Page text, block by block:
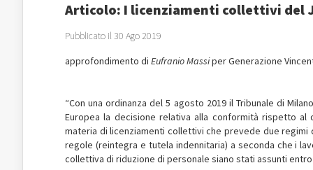
Articolo: I licenziamenti collettivi del
Pubblicato il 30 Ago 2019
approfondimento di Eufranio Massiper Generazione
“Con una ordinanza del 5 agosto 2019 il Tribunale di
Europea la decisione relativa alla conformità rispetto al
materia di licenziamenti collettivi che prevede due
regole (reintegra e tutela indennitaria) a seconda che i
collettiva di riduzione di personale siano stati assunti entro